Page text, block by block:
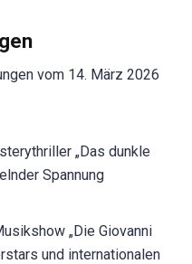
vom 14. März 2026
„Das dunkle
Spannung
„Die Giovanni
und internationalen